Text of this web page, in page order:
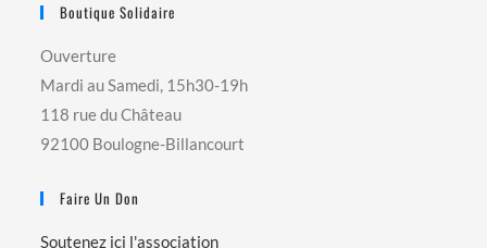
Boutique Solidaire
Ouverture
Mardi au Samedi, 15h30-19h
118 rue du Château
92100 Boulogne-Billancourt
Faire Un Don
Soutenez ici l'association